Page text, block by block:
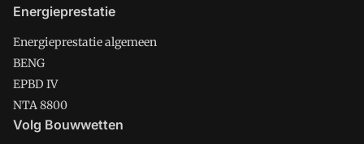
Energieprestatie
Energieprestatie algemeen
BENG
EPBD IV
NTA 8800
Volg Bouwwetten